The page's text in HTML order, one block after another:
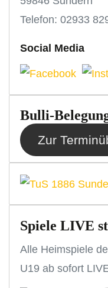
Telefon: 02933
Social Media
Bulli-
Zur
Spiele LIVE
Alle Heimspiele
U19 ab sofort